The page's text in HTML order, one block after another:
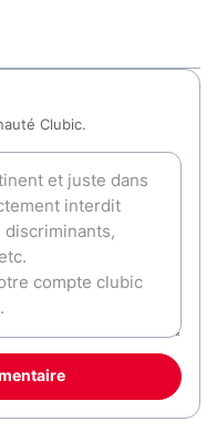
Clubic.